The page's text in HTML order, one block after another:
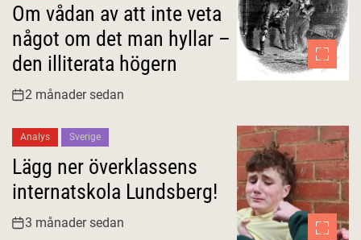
Om vådan av att inte veta
något om det man hyllar –
den illiterata högern
2 månader sedan
Analys Sverige
Lägg ner överklassens
internatskola Lundsberg!
3 månader sedan